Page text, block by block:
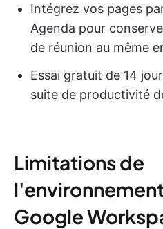
Intégrez vos pages
Agenda pour
de réunion au même
Essai gratuit de 14
suite de productivité
Limitations de
Google